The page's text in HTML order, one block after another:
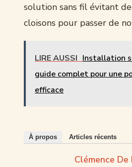
solution sans fil évitant
cloisons pour passer de
LIRE AUSSI Installation
guide complet pour une
efficace
À propos Articles récents
Clémence